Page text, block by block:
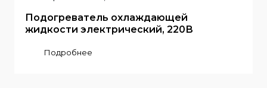
Подогреватель охлаждающей
жидкости электрический, 220В
Подробнее